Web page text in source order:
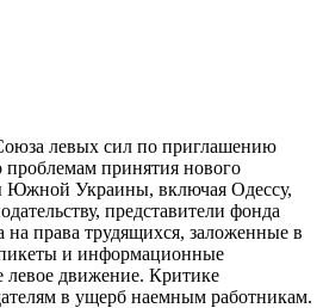
левых сил по приглашению
проблемам принятия нового
Южной Украины, включая Одессу,
представители фонда
права трудящихся, заложенные в
и информационные
левое движение. Критике
в ущерб наемным работникам.